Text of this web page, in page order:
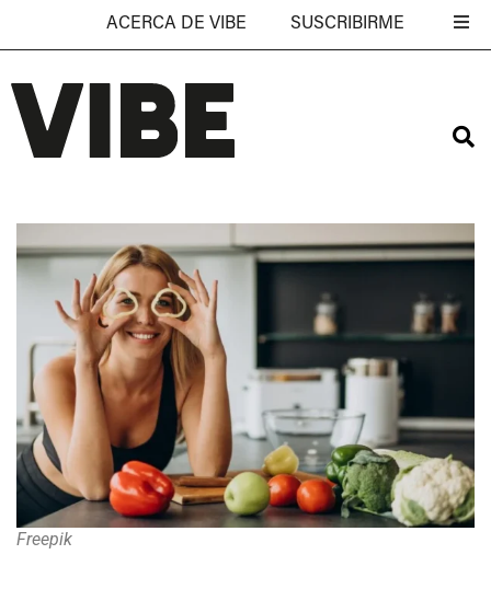
ACERCA DE VIBE SUSCRIBIRME
Freepik